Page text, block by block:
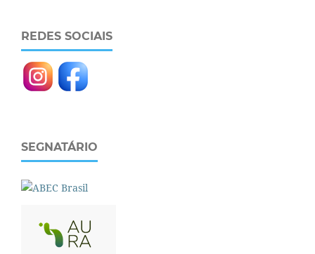
REDES SOCIAIS
SEGNATÁRIO